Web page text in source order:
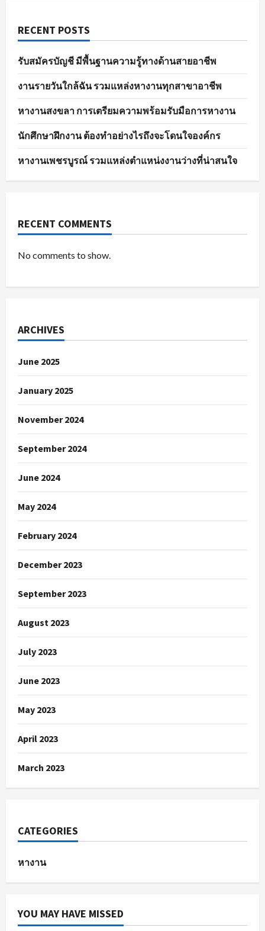
RECENT POSTS
รับสมัครบัญชี มีพื้นฐานความรู้ทางด้านสายอาชีพ
งานรายวันใกล้ฉัน รวมแหล่งหางานทุกสาขาอาชีพ
หางานสงขลา การเตรียมความพร้อมรับมือการหางาน
นักศึกษาฝึกงาน ต้องทำอย่างไรถึงจะโดนใจองค์กร
หางานเพชรบูรณ์ รวมแหล่งตำแหน่งงานว่างที่น่าสนใจ
RECENT COMMENTS
No comments to show.
ARCHIVES
June 2025
January 2025
November 2024
September 2024
June 2024
May 2024
February 2024
December 2023
September 2023
August 2023
July 2023
June 2023
May 2023
April 2023
March 2023
CATEGORIES
หางาน
YOU MAY HAVE MISSED